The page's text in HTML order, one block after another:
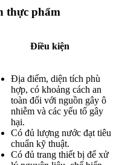
thực phẩm
Điều kiện
Địa điểm, diện tích phù
hợp, có khoảng cách an
toàn đối với nguồn gây ô
nhiễm và các yếu tố gây
hại.
Có đủ lượng nước đạt tiêu
chuẩn kỹ thuật.
Có đủ trang thiết bị để xử